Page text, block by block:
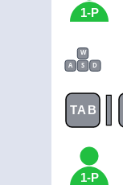
1-P
W
A
S D
TAB |
1-P